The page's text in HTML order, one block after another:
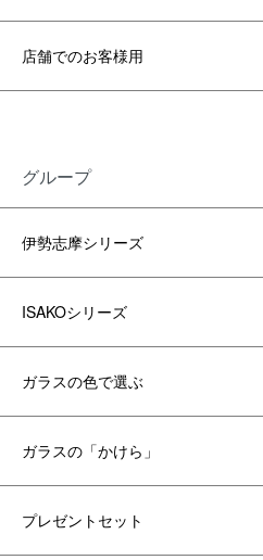
店舗でのお客様用
グループ
伊勢志摩シリーズ
ISAKOシリーズ
ガラスの色で選ぶ
ガラスの「かけら」
プレゼントセット